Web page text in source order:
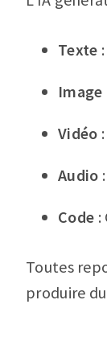
Texte
Image
Vidéo
Audio
Code :
Toutes
produire